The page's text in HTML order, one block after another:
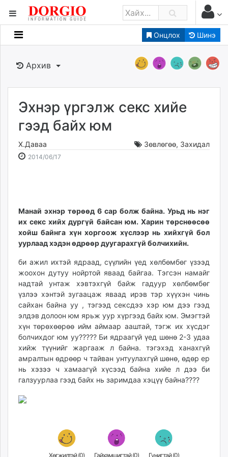
Онцлох Шинэ
Мэдээллийн
Банк санхүү
Бизнес ААН
Төрийн
Нийслэлийн
dorgio.mn
Gogo.mn
Baabar.mn
tovch.mn
ikon.mn
mnb.mn
Livetv.mn
Eguur.mn
24tsag.mn
shuud.mn
eagle.mn
ergelt.mn
zarig.mn
today.mn
zuv.mn
mminfo.mn
urlag.mn
shuurhai.mn
Архив
Эхнэр үргэлж секс хийе
гээд байх юм
Х.Даваа Зөвлөгөө, Захидал
2014/06/17
Манай эхнэр төрөөд 6 сар болж байна. Урьд нь нэг
их секс хийх дургүй байсан юм. Харин төрснөөсөө
хойш байнга хүн хоргоож хүслээр нь хийхгүй бол
уурлаад хэдэн өдрөөр дуугарахгүй болчихийн.
би ажил ихтэй ядраад, сүүлийн үед хөлбөмбөг үзээд
жоохон дутуу нойртой яваад байгаа. Тэгсэн намайг
надтай унтаж хэвтэхгүй байж гадуур хөлбөмбөг
үзлээ хэнтэй зугаацаж яваад ирэв тэр хүүхэн чинь
сайхан байна уу , тэгээд сексдээ хэр юм дээ гээд
элдэв долоон юм ярьж уур хүргээд байх юм. Эмэгтэй
хүн төрөхөөрөө ийм аймаар ааштай, тэгж их хүсдэг
болчихдог юм уу????? Би ядраагүй үед шөнө 2-3 удаа
хийж түүнийг жаргааж л байна. тэгэхэд ханахгүй
амралтын өдрөөр ч тайван унтуулахгүй шөнө, өдөр ер
нь хэзээ ч хамаагүй хүсээд байна хийе л дээ би
галзуурлаа гээд байх нь заримдаа хэцүү байна????
Хөгжилтэй (0) Гайхамшигтай (0) Гунигтай (0)